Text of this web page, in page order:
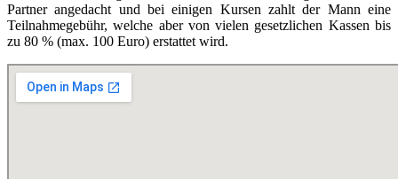
Partner angedacht und bei einigen Kursen zahlt der Mann eine
Teilnahmegebühr, welche aber von vielen gesetzlichen Kassen bis
zu 80 % (max. 100 Euro) erstattet wird.